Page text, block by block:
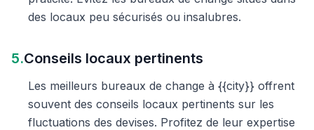
des locaux peu sécurisés ou insalubres.
5.Conseils locaux pertinents
Les meilleurs bureaux de change à {{city}} offrent
souvent des conseils locaux pertinents sur les
fluctuations des devises. Profitez de leur expertise